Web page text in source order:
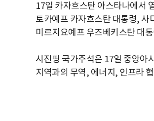
17일 카자흐스탄 아스타나에서
토카예프 카자흐스탄 대통령, 사
미르지요예프 우즈베키스탄 대
시진핑 국가주석은 17일 중앙아
지역과의 무역, 에너지, 인프라